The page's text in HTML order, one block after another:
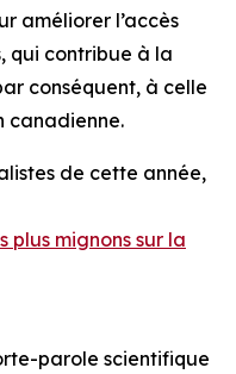
améliorer l’accès
qui contribue à la
conséquent, à celle
canadienne.
de cette année,
plus mignons sur la
parole scientifique